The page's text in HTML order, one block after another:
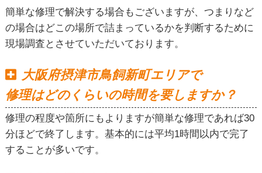
簡単な修理で解決する場合もございますが、つまりなど
の場合はどこの場所で詰まっているかを判断するために
現場調査とさせていただいております。
大阪府摂津市鳥飼新町エリアで
修理はどのくらいの時間を要しますか？
修理の程度や箇所にもよりますが簡単な修理であれば30
分ほどで終了します。基本的には平均1時間以内で完了
することが多いです。